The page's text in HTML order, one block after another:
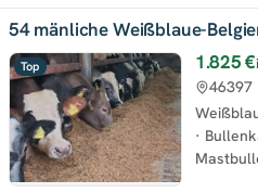
Top
54 mänliche Weißblaue-
1.825 €
·
46397